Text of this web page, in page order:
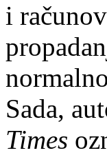
i
Sada,
Times